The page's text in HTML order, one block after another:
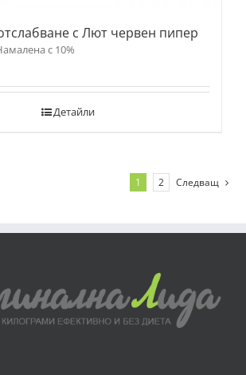
с Лют червен пипер
с 10%
Детайли
1 2 Следващ